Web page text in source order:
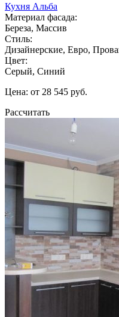
Кухня Альба
Материал фасада:
Береза, Массив
Стиль:
Дизайнерские, Евро,
Цвет:
Серый, Синий
Цена: от 28 545 руб.
Рассчитать